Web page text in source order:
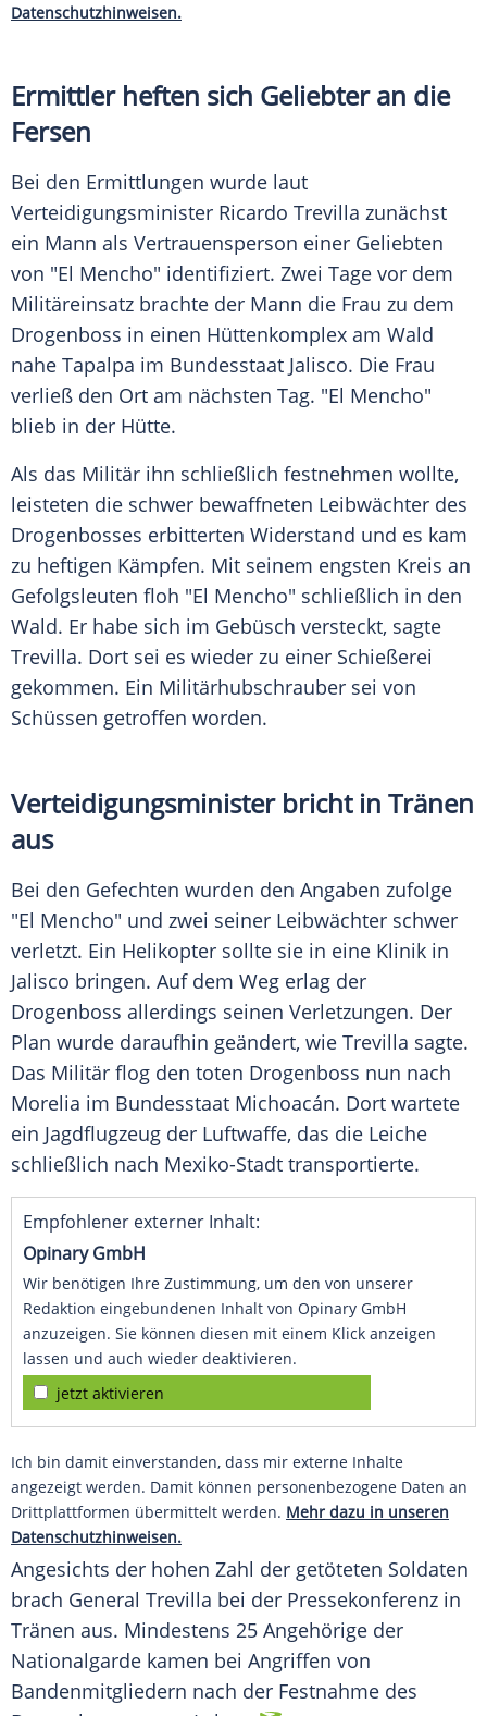
Datenschutzhinweisen.
Ermittler heften sich Geliebter an die
Fersen
Bei den Ermittlungen wurde laut
Verteidigungsminister Ricardo Trevilla zunächst
ein Mann als Vertrauensperson einer Geliebten
von "El Mencho" identifiziert. Zwei Tage vor dem
Militäreinsatz brachte der Mann die Frau zu dem
Drogenboss in einen Hüttenkomplex am Wald
nahe Tapalpa im Bundesstaat Jalisco. Die Frau
verließ den Ort am nächsten Tag. "El Mencho"
blieb in der Hütte.
Als das Militär ihn schließlich festnehmen wollte,
leisteten die schwer bewaffneten Leibwächter des
Drogenbosses erbitterten Widerstand und es kam
zu heftigen Kämpfen. Mit seinem engsten Kreis an
Gefolgsleuten floh "El Mencho" schließlich in den
Wald. Er habe sich im Gebüsch versteckt, sagte
Trevilla. Dort sei es wieder zu einer Schießerei
gekommen. Ein Militärhubschrauber sei von
Schüssen getroffen worden.
Verteidigungsminister bricht in Tränen
aus
Bei den Gefechten wurden den Angaben zufolge
"El Mencho" und zwei seiner Leibwächter schwer
verletzt. Ein Helikopter sollte sie in eine Klinik in
Jalisco bringen. Auf dem Weg erlag der
Drogenboss allerdings seinen Verletzungen. Der
Plan wurde daraufhin geändert, wie Trevilla sagte.
Das Militär flog den toten Drogenboss nun nach
Morelia im Bundesstaat Michoacán. Dort wartete
ein Jagdflugzeug der Luftwaffe, das die Leiche
schließlich nach Mexiko-Stadt transportierte.
Empfohlener externer Inhalt:
Opinary GmbH
Wir benötigen Ihre Zustimmung, um den von unserer
Redaktion eingebundenen Inhalt von Opinary GmbH
anzuzeigen. Sie können diesen mit einem Klick anzeigen
lassen und auch wieder deaktivieren.
jetzt aktivieren
Ich bin damit einverstanden, dass mir externe Inhalte
angezeigt werden. Damit können personenbezogene Daten an
Drittplattformen übermittelt werden. Mehr dazu in unseren
Datenschutzhinweisen.
Angesichts der hohen Zahl der getöteten Soldaten
brach General Trevilla bei der Pressekonferenz in
Tränen aus. Mindestens 25 Angehörige der
Nationalgarde kamen bei Angriffen von
Bandenmitgliedern nach der Festnahme des